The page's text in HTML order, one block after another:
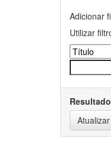
Adicionar
Utilizar